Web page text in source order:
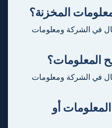
المخزنة؟
في الشركة ومعلومات
المعلومات؟
في الشركة ومعلومات
أو